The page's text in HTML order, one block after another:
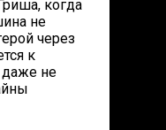
когда
не
через
к
не